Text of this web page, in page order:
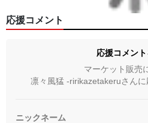
応援コメント
応援コメン
マーケット販売
凛々風猛 -ririkazetakeruさんに
ニックネーム